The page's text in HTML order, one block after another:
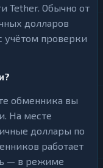
Tether. Обычно от
долларов
учётом проверки
обменника вы
На месте
доллары по
работает
— в режиме